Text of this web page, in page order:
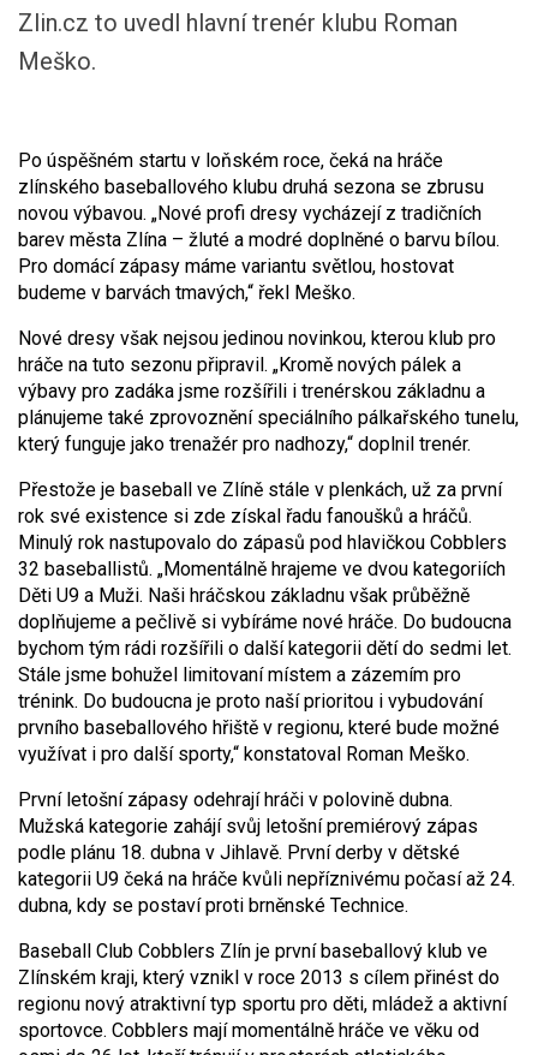
Zlin.cz to uvedl hlavní trenér klubu Roman
Meško.
Po úspěšném startu v loňském roce, čeká na hráče
zlínského baseballového klubu druhá sezona se zbrusu
novou výbavou. „Nové profi dresy vycházejí z tradičních
barev města Zlína – žluté a modré doplněné o barvu bílou.
Pro domácí zápasy máme variantu světlou, hostovat
budeme v barvách tmavých,“ řekl Meško.
Nové dresy však nejsou jedinou novinkou, kterou klub pro
hráče na tuto sezonu připravil. „Kromě nových pálek a
výbavy pro zadáka jsme rozšířili i trenérskou základnu a
plánujeme také zprovoznění speciálního pálkařského tunelu,
který funguje jako trenažér pro nadhozy,“ doplnil trenér.
Přestože je baseball ve Zlíně stále v plenkách, už za první
rok své existence si zde získal řadu fanoušků a hráčů.
Minulý rok nastupovalo do zápasů pod hlavičkou Cobblers
32 baseballistů. „Momentálně hrajeme ve dvou kategoriích
Děti U9 a Muži. Naši hráčskou základnu však průběžně
doplňujeme a pečlivě si vybíráme nové hráče. Do budoucna
bychom tým rádi rozšířili o další kategorii dětí do sedmi let.
Stále jsme bohužel limitovaní místem a zázemím pro
trénink. Do budoucna je proto naší prioritou i vybudování
prvního baseballového hřiště v regionu, které bude možné
využívat i pro další sporty,“ konstatoval Roman Meško.
První letošní zápasy odehrají hráči v polovině dubna.
Mužská kategorie zahájí svůj letošní premiérový zápas
podle plánu 18. dubna v Jihlavě. První derby v dětské
kategorii U9 čeká na hráče kvůli nepříznivému počasí až 24.
dubna, kdy se postaví proti brněnské Technice.
Baseball Club Cobblers Zlín je první baseballový klub ve
Zlínském kraji, který vznikl v roce 2013 s cílem přinést do
regionu nový atraktivní typ sportu pro děti, mládež a aktivní
sportovce. Cobblers mají momentálně hráče ve věku od